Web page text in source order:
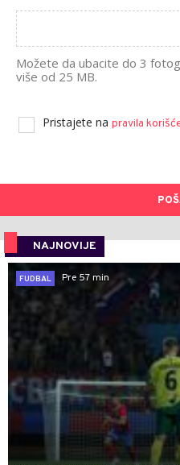
Možete da ubacite do 3
više od 25 MB.
Pristajete na pravila
NAJNOVIJE
FUDBAL
Pre 57 min